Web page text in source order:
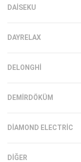
DAISEKU
DAYRELAX
DELONGHI
DEMIRDÖKÜM
DIAMOND ELECTRIC
DIĞER